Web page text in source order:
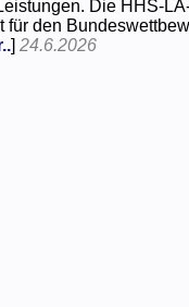
Die HHS-
für den
]24.6.2026